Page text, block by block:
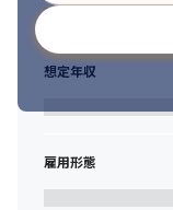
想定年収
雇用形態